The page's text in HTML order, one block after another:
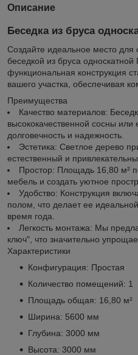
Описание
Беседка из бруса
Создайте идеальное место для
беседкой из бруса
функциональная конструкция
вашего участка, обеспечивая
Преимущества
Качество материалов:
высококачественной сосны или
долговечность и надежность.
Эстетика: Светлое дерево
естественный и
Простор: Площадь 16,80 м²
мебель и создать уютное
Удобство: Конструкция
полом, что делает ее
время года.
Легкость монтажа: Мы
ключ", что значительно
Характеристики
Конфигурация: Простая
Количество помещений: 1
Площадь общая: 16,80 м²
Ширина: 5600 мм
Глубина: 3000 мм
Высота: 3000 мм